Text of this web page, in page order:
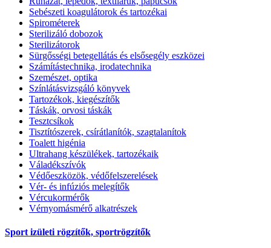
Sebészeti koagulátorok és tartozékai
Spirométerek
Sterilizáló dobozok
Sterilizátorok
Sürgősségi betegellátás és elsősegély eszközei
Számítástechnika, irodatechnika
Szemészet, optika
Színlátásvizsgáló könyvek
Tartozékok, kiegészítők
Táskák, orvosi táskák
Tesztcsíkok
Tisztítószerek, csírátlanítók, szagtalanítok
Toalett higénia
Ultrahang készülékek, tartozékaik
Váladékszívók
Védőeszközök, védőfelszerelések
Vér- és infúziós melegítők
Vércukormérők
Vérnyomásmérő alkatrészek
Sport izületi rögzítők, sportrögzítők